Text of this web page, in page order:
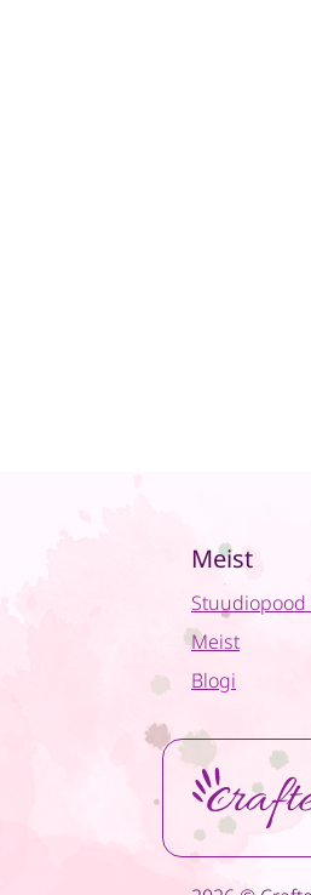
Meist
Stuudiopood
Meist
Blogi